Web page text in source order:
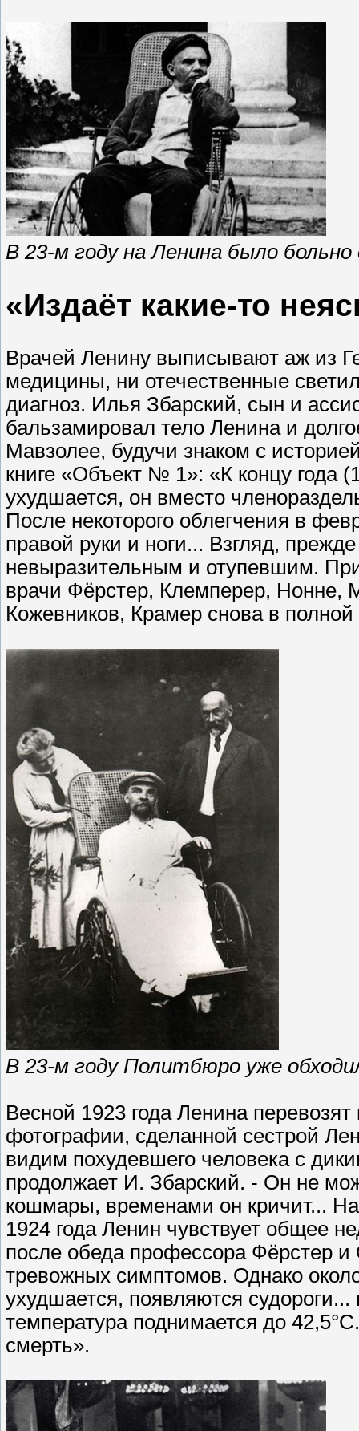
В 23-м году на Ленина было
«Издаёт какие-то
Врачей Ленину выписывают аж из
медицины, ни отечественные
диагноз. Илья Збарский, сын и
бальзамировал тело Ленина и
Мавзолее, будучи знаком с
книге «Объект № 1»: «К концу года
ухудшается, он вместо
После некоторого облегчения в
правой руки и ноги... Взгляд,
невыразительным и отупевшим.
врачи Фёрстер, Клемперер, Нонне,
Кожевников, Крамер снова в полной
В 23-м году Политбюро уже
Весной 1923 года Ленина
фотографии, сделанной сестрой
видим похудевшего человека с
продолжает И. Збар­ский. - Он не
кошмары, временами он кричит...
1924 года Ленин чувствует общее
после обеда профессора Фёрстер
тревожных симптомов. Однако
ухудшается, появляются
температура поднимается до
смерть».